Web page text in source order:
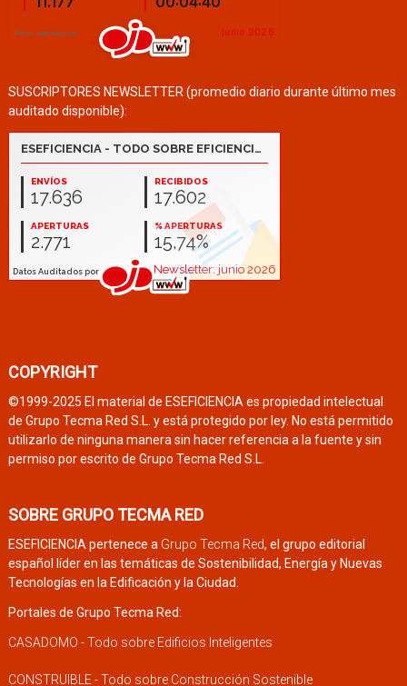
SUSCRIPTORES NEWSLETTER (promedio diario durante último mes
auditado disponible):
COPYRIGHT
©1999-2025 El material de ESEFICIENCIA es propiedad intelectual
de Grupo Tecma Red S.L. y está protegido por ley. No está permitido
utilizarlo de ninguna manera sin hacer referencia a la fuente y sin
permiso por escrito de Grupo Tecma Red S.L.
SOBRE GRUPO TECMA RED
ESEFICIENCIA pertenece a Grupo Tecma Red, el grupo editorial
español líder en las temáticas de Sostenibilidad, Energía y Nuevas
Tecnologías en la Edificación y la Ciudad.
Portales de Grupo Tecma Red:
CASADOMO - Todo sobre Edificios Inteligentes
CONSTRUIBLE - Todo sobre Construcción Sostenible